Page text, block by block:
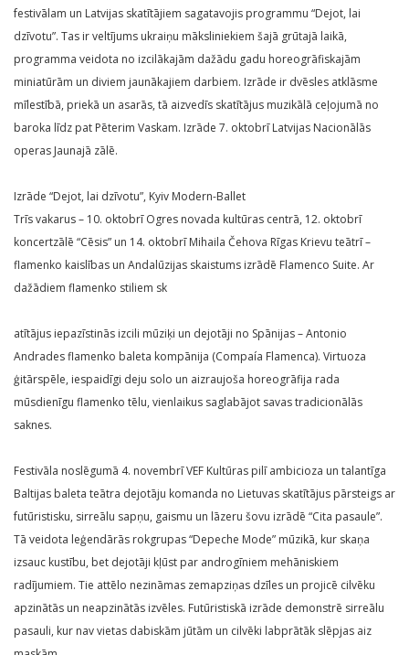
festivālam un Latvijas skatītājiem sagatavojis programmu “Dejot, lai
dzīvotu”. Tas ir veltījums ukraiņu māksliniekiem šajā grūtajā laikā,
programma veidota no izcilākajām dažādu gadu horeogrāfiskajām
miniatūrām un diviem jaunākajiem darbiem. Izrāde ir dvēsles atklāsme
mīlestībā, priekā un asarās, tā aizvedīs skatītājus muzikālā ceļojumā no
baroka līdz pat Pēterim Vaskam. Izrāde 7. oktobrī Latvijas Nacionālās
operas Jaunajā zālē.
Izrāde “Dejot, lai dzīvotu”, Kyiv Modern-Ballet
Trīs vakarus – 10. oktobrī Ogres novada kultūras centrā, 12. oktobrī
koncertzālē “Cēsis” un 14. oktobrī Mihaila Čehova Rīgas Krievu teātrī –
flamenko kaislības un Andalūzijas skaistums izrādē Flamenco Suite. Ar
dažādiem flamenko stiliem sk
atītājus iepazīstinās izcili mūziķi un dejotāji no Spānijas – Antonio
Andrades flamenko baleta kompānija (Compaía Flamenca). Virtuoza
ģitārspēle, iespaidīgi deju solo un aizraujoša horeogrāfija rada
mūsdienīgu flamenko tēlu, vienlaikus saglabājot savas tradicionālās
saknes.
Festivāla noslēgumā 4. novembrī VEF Kultūras pilī ambicioza un talantīga
Baltijas baleta teātra dejotāju komanda no Lietuvas skatītājus pārsteigs ar
futūristisku, sirreālu sapņu, gaismu un lāzeru šovu izrādē “Cita pasaule”.
Tā veidota leģendārās rokgrupas “Depeche Mode” mūzikā, kur skaņa
izsauc kustību, bet dejotāji kļūst par androgīniem mehāniskiem
radījumiem. Tie attēlo nezināmas zemapziņas dzīles un projicē cilvēku
apzinātās un neapzinātās izvēles. Futūristiskā izrāde demonstrē sirreālu
pasauli, kur nav vietas dabiskām jūtām un cilvēki labprātāk slēpjas aiz